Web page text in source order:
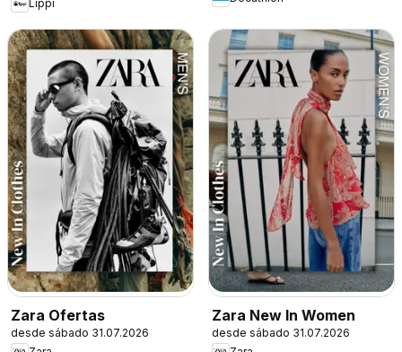
Lippi
Zara Ofertas
desde sábado 31.07.2026
Zara New In Women
desde sábado 31.07.2026